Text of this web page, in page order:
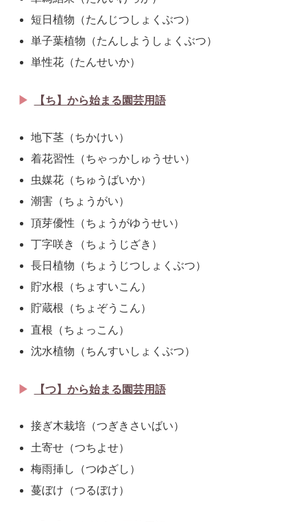
短日植物（たんじつしょくぶつ）
単子葉植物（たんしようしょくぶつ）
単性花（たんせいか）
【ち】から始まる園芸用語
地下茎（ちかけい）
着花習性（ちゃっかしゅうせい）
虫媒花（ちゅうばいか）
潮害（ちょうがい）
頂芽優性（ちょうがゆうせい）
丁字咲き（ちょうじざき）
長日植物（ちょうじつしょくぶつ）
貯水根（ちょすいこん）
貯蔵根（ちょぞうこん）
直根（ちょっこん）
沈水植物（ちんすいしょくぶつ）
【つ】から始まる園芸用語
接ぎ木栽培（つぎきさいばい）
土寄せ（つちよせ）
梅雨挿し（つゆざし）
蔓ぼけ（つるぼけ）